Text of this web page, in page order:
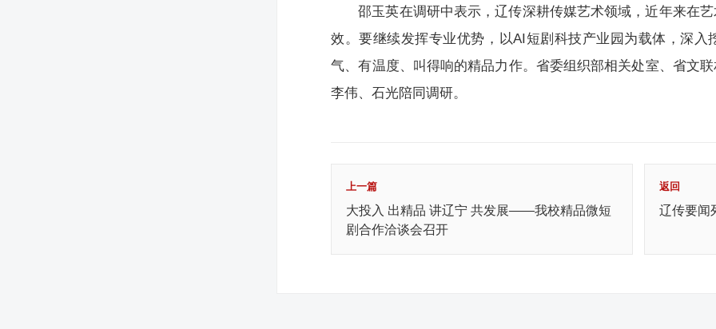
邵玉英在调研中表示，辽传深耕传媒艺术领域，近年来在
效。要继续发挥专业优势，以AI短剧科技产业园为载体，深
气、有温度、叫得响的精品力作。省委组织部相关处室、省文
李伟、石光陪同调研。
上一篇
大投入 出精品 讲辽宁 共发展——我校精品微短
剧合作洽谈会召开
返回
辽传要闻